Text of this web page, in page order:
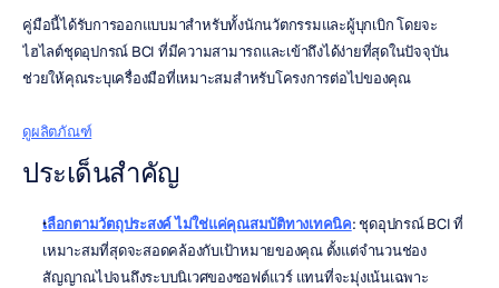
คู่มือนี้ได้รับการออกแบบมาสำหรับทั้งนักนวัตกรรมและผู้บุกเบิก โดยจะ
ไฮไลต์ชุดอุปกรณ์ BCI ที่มีความสามารถและเข้าถึงได้ง่ายที่สุดในปัจจุบัน
ช่วยให้คุณระบุเครื่องมือที่เหมาะสมสำหรับโครงการต่อไปของคุณ
ดูผลิตภัณฑ์
ประเด็นสำคัญ
เลือกตามวัตถุประสงค์ ไม่ใช่แค่คุณสมบัติทางเทคนิค: ชุดอุปกรณ์ BCI ที่
เหมาะสมที่สุดจะสอดคล้องกับเป้าหมายของคุณ ตั้งแต่จำนวนช่อง
สัญญาณไปจนถึงระบบนิเวศของซอฟต์แวร์ แทนที่จะมุ่งเน้นเฉพาะ